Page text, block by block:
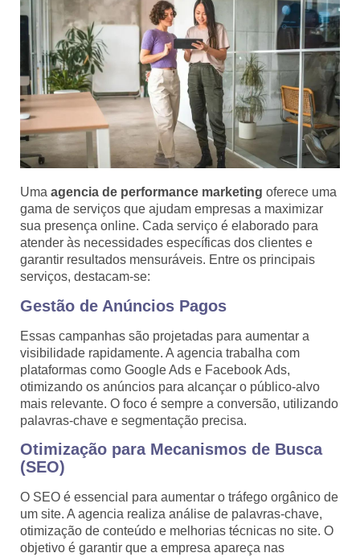
Uma agencia de performance marketing oferece uma
gama de serviços que ajudam empresas a maximizar
sua presença online. Cada serviço é elaborado para
atender às necessidades específicas dos clientes e
garantir resultados mensuráveis. Entre os principais
serviços, destacam-se:
Gestão de Anúncios Pagos
Essas campanhas são projetadas para aumentar a
visibilidade rapidamente. A agencia trabalha com
plataformas como Google Ads e Facebook Ads,
otimizando os anúncios para alcançar o público-alvo
mais relevante. O foco é sempre a conversão, utilizando
palavras-chave e segmentação precisa.
Otimização para Mecanismos de Busca
(SEO)
O SEO é essencial para aumentar o tráfego orgânico de
um site. A agencia realiza análise de palavras-chave,
otimização de conteúdo e melhorias técnicas no site. O
objetivo é garantir que a empresa apareça nas